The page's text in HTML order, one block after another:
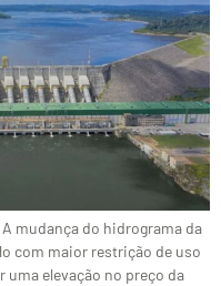
mudança do hidrograma da
com maior restrição de uso
uma elevação no preço da